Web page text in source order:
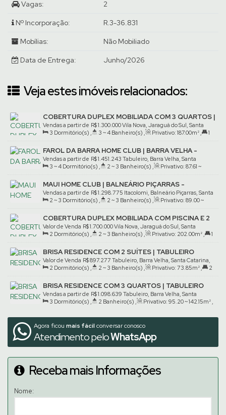
Vagas: 2
Nº Incorporação: R.3-36.831
Mobílias: Não Mobiliado
Data de Entrega: Junho/2026
Veja estes imóveis relacionados:
COBERTURA DUPLEX MOBILIADA COM 3 QUARTOS |
VILA NOVA
R$1.300.000
Vendas a partir de
Vila Nova, Jaraguá do Sul, Santa
Catarina, Brasil
3 Dormitório(s) , 3 ~ 4 Banheiro(s) , Privativo: 187.00m² ,
1
FAROL DA BARRA HOME CLUB | BARRA VELHA -
TABULEIRO
R$1.451.243
Vendas a partir de
Tabuleiro, Barra Velha, Santa
Catarina, Brasil
3 ~ 4 Dormitório(s) , 2 ~ 3 Banheiro(s) , Privativo: 87.61 ~
MAUI HOME CLUB | BALNEÁRIO PIÇARRAS -
ITACOLOMI
R$1.298.775
Vendas a partir de
Itacolomi, Balneário Piçarras, Santa
Catarina, Brasil
2 ~ 3 Dormitório(s) , 2 ~ 3 Banheiro(s) , Privativo: 89.00~
COBERTURA DUPLEX MOBILIADA COM PISCINA E 2
QUARTOS | VILA NOVA
R$1.700.000
Valor de Venda
Vila Nova, Jaraguá do Sul, Santa
Catarina, Brasil
2 Dormitório(s) , 2 ~ 3 Banheiro(s) , Privativo: 202.00m² ,
1
BRISA RESIDENCE COM 2 SUÍTES | TABULEIRO
R$897.277
Valor de Venda
Tabuleiro, Barra Velha, Santa Catarina,
Brasil
2 Dormitório(s) , 2 ~ 3 Banheiro(s) , Privativo: 73.85m² ,
2
BRISA RESIDENCE COM 3 QUARTOS | TABULEIRO
R$1.098.639
Vendas a partir de
Tabuleiro, Barra Velha, Santa
Catarina, Brasil
3 Dormitório(s) , 2 Banheiro(s) , Privativo: 95.20~ 142.15m² ,
Agora ficou mais fácil conversar conosco
Atendimento peloWhatsApp
Receba mais Informações
Nome: